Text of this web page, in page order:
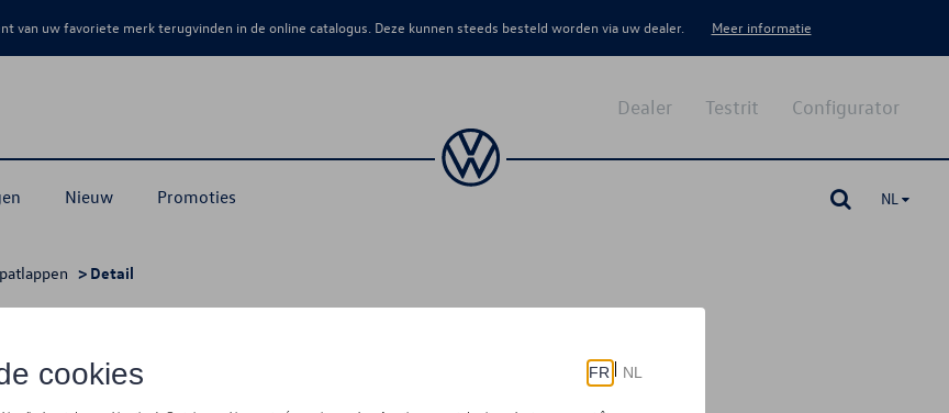
van uw favoriete merk terugvinden in de online catalogus. Deze kunnen steeds besteld worden via uw dealer. Meer informatie
Nieuw Promoties
Configurator
Testrit
Dealer
NL
> Detail